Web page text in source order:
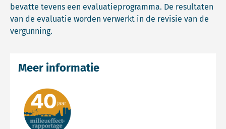
bevatte tevens een evaluatieprogramma. De resultaten
van de evaluatie worden verwerkt in de revisie van de
vergunning.
Meer informatie